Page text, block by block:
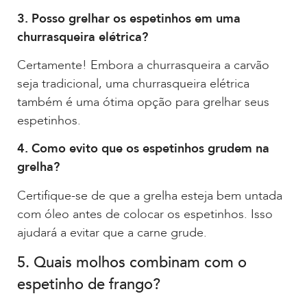
3. Posso grelhar os espetinhos em uma
churrasqueira elétrica?
Certamente! Embora a churrasqueira a carvão
seja tradicional, uma churrasqueira elétrica
também é uma ótima opção para grelhar seus
espetinhos.
4. Como evito que os espetinhos grudem na
grelha?
Certifique-se de que a grelha esteja bem untada
com óleo antes de colocar os espetinhos. Isso
ajudará a evitar que a carne grude.
5. Quais molhos combinam com o
espetinho de frango?